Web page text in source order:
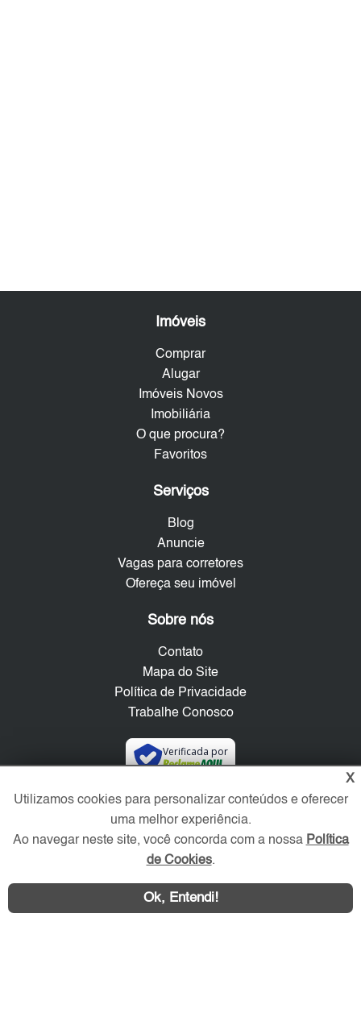
Imóveis
Comprar
Alugar
Imóveis Novos
Imobiliária
O que procura?
Favoritos
Serviços
Blog
Anuncie
Vagas para corretores
Ofereça seu imóvel
Sobre nós
Contato
Mapa do Site
Política de Privacidade
Trabalhe Conosco
Verificada por
Redes Sociais
X
Utilizamos cookies para personalizar conteúdos e oferecer
uma melhor experiência.
Ao navegar neste site, você concorda com a nossa Política
de Cookies.
Ok, Entendi!